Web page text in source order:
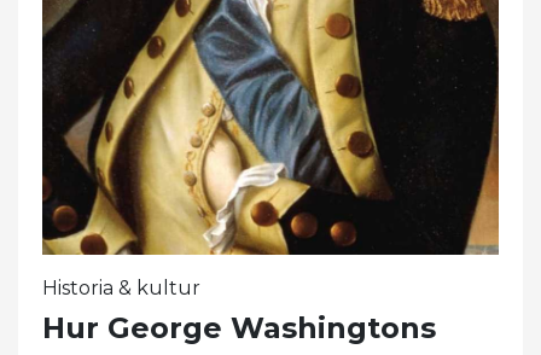
Historia & kultur
Hur George Washingtons